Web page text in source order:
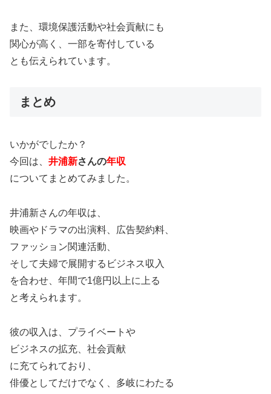
また、環境保護活動や社会貢献にも
関心が高く、一部を寄付している
とも伝えられています。
まとめ
いかがでしたか？
今回は、 井浦新さんの年収
についてまとめてみました。
井浦新さんの年収は、
映画やドラマの出演料、広告契約料、
ファッション関連活動、
そして夫婦で展開するビジネス収入
を合わせ、年間で1億円以上に上る
と考えられます。
彼の収入は、プライベートや
ビジネスの拡充、社会貢献
に充てられており、
俳優としてだけでなく、多岐にわたる